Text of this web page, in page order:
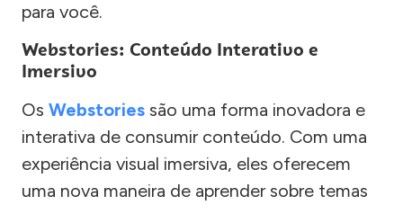
para você.
Webstories: Conteúdo Interativo e
Imersivo
Os Webstories são uma forma inovadora e
interativa de consumir conteúdo. Com uma
experiência visual imersiva, eles oferecem
uma nova maneira de aprender sobre temas